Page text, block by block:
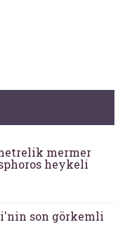
mermer
heykeli
son görkemli